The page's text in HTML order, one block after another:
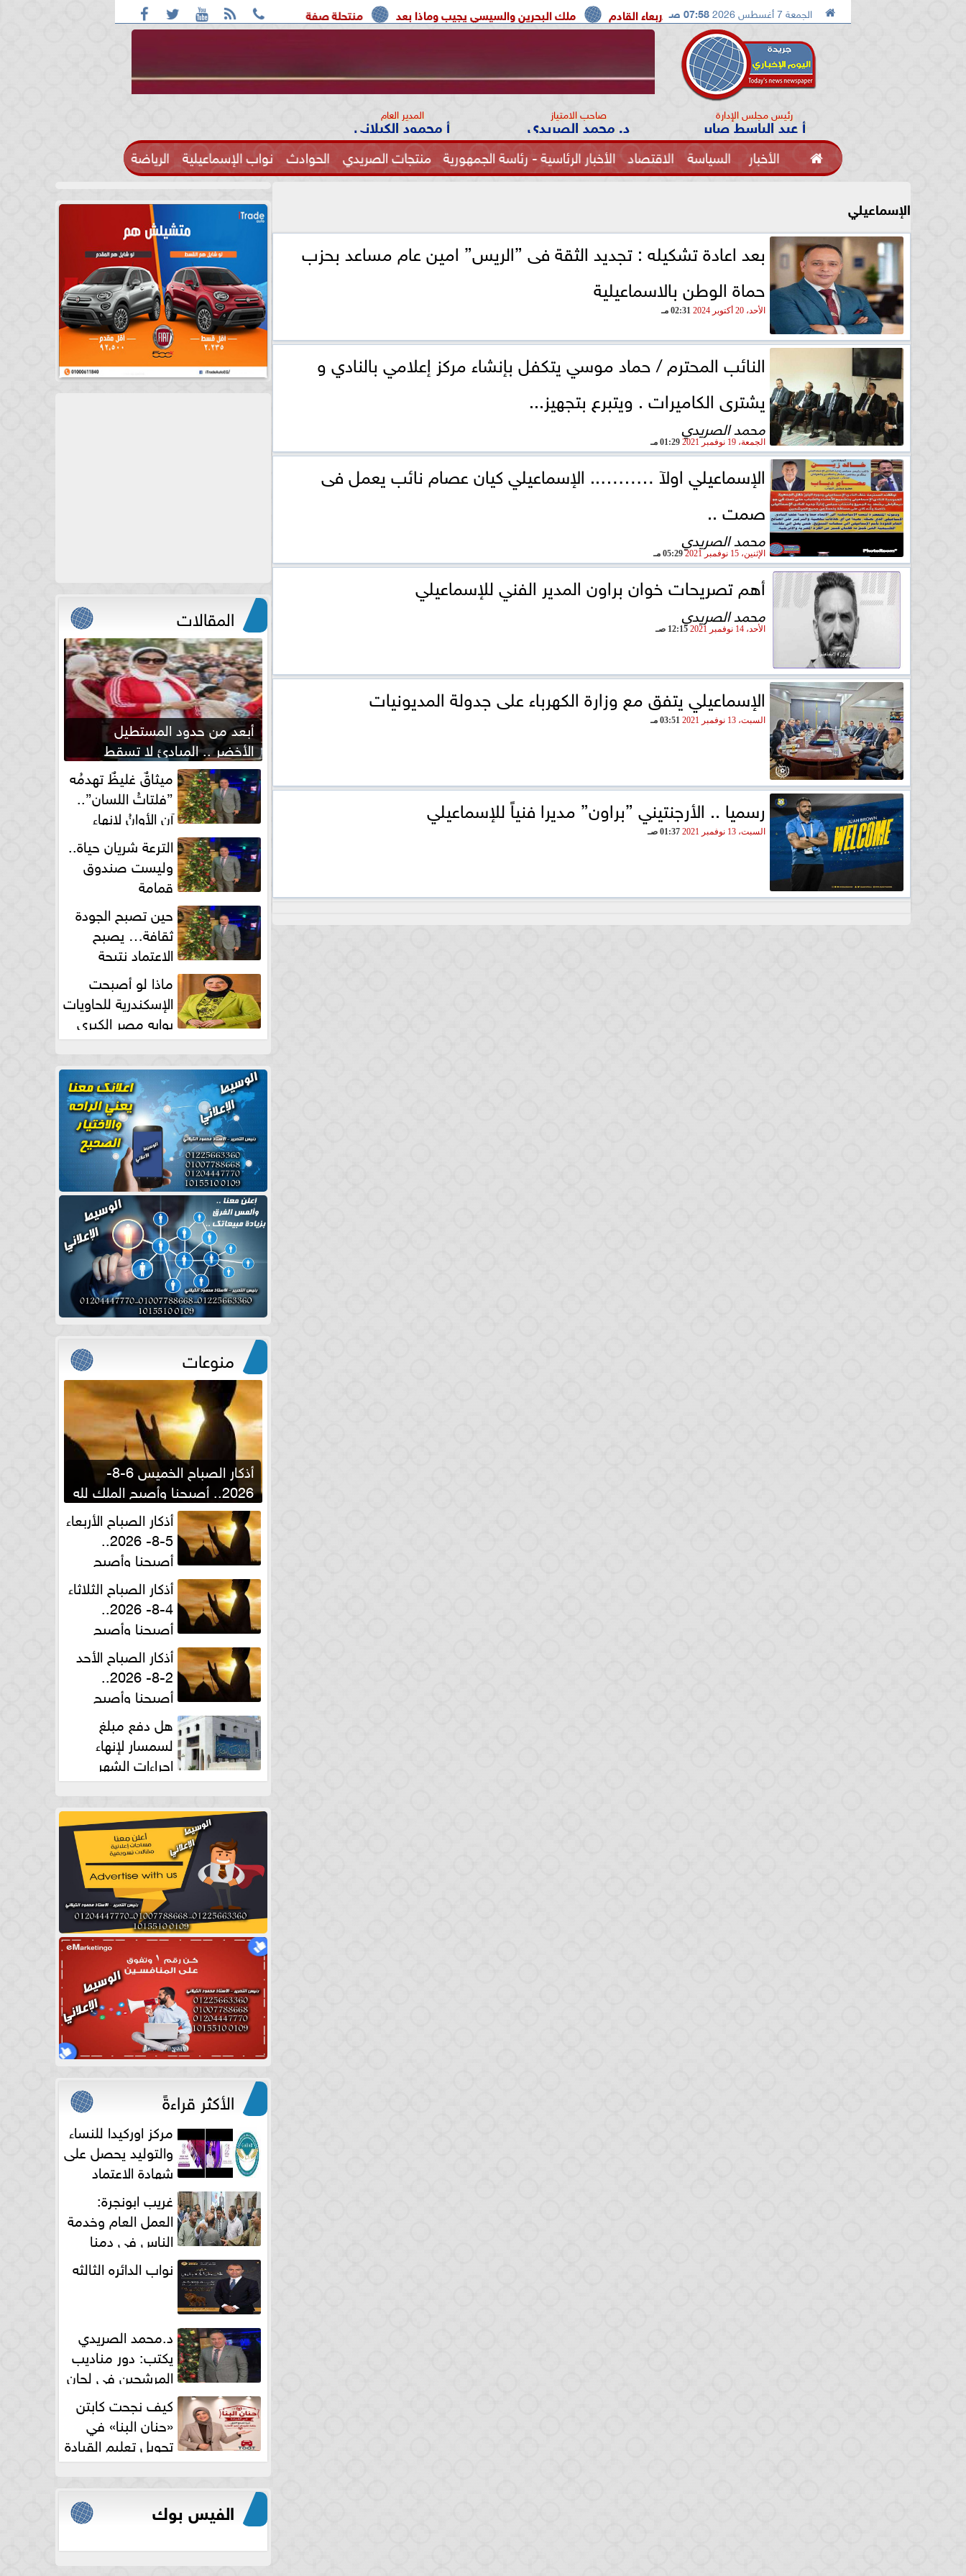
      الجمعة 7 أغسطس 2026 07:58 صـ منتحلة صفة صحفية تعترف: واقعة التحرش مزعومة بسبب خلافات على الأجرة ملك البحرين والسيسي يجيب وماذا بعد تستضيف معسكرًا مغلقًا للإسماعيلي الاربعاء القادم
رئيس مجلس الإدارة
أ عبد الباسط صابر صاحب الامتياز
د. محمد الصريدي المدير العام
أ محمود الكيلاني
 الأخبار السياسة الاقتصاد الأخبار الرئاسية - رئاسة الجمهورية منتجات الصريدي الحوادث نواب الإسماعيلية الرياضة
الفنون الصحة
الإسماعيلي
بعد اعادة تشكيله : تجديد الثقة فى ”الريس” امين عام مساعد بحزب
حماة الوطن بالاسماعيلية
الأحد، 20 أكتوبر 2024 02:31 مـ
النائب المحترم / حماد موسي يتكفل بإنشاء مركز إعلامي بالنادي و
يشترى الكاميرات . ويتبرع بتجهيز...
محمد الصريدي
الجمعة، 19 نوفمبر 2021 01:29 مـ
الإسماعيلي اولآ ……….. الإسماعيلي كيان عصام نائب يعمل فى
صمت ..
محمد الصريدي
الإثنين، 15 نوفمبر 2021 05:29 مـ
أهم تصريحات خوان براون المدير الفني للإسماعيلي
محمد الصريدي
الأحد، 14 نوفمبر 2021 12:15 صـ
الإسماعيلي يتفق مع وزارة الكهرباء على جدولة المديونيات
السبت، 13 نوفمبر 2021 03:51 مـ
رسميا .. الأرجنتيني ”براون” مديرا فنياً للإسماعيلي
السبت، 13 نوفمبر 2021 01:37 صـ
المقالات
أبعد من حدود المستطيل
الأخضر .. المبادئ لا تسقط
بصفارة الحكم ميثاقٌ غليظٌ تهدمُه
”فلتاتُ اللسان”..
آن الأوانُ لإنهاءِ
فوضى الطلاق الشفهي!الترعة شريان حياة..
وليست صندوق
قمامة
حين تصبح الجودة
ثقافة… يصبح
الاعتماد نتيجة
طبيعية
ماذا لو أصبحت
الإسكندرية للحاويات
بوابه مصر الكبري
للتجارة العالمية بقلم د...
منوعات
أذكار الصباح الخميس 6-8-
2026.. أصبحنا وأصبح الملك لله
والحمد لله
أذكار الصباح الأربعاء
5-8- 2026..
أصبحنا وأصبح
الملك لله والحمد للهأذكار الصباح الثلاثاء
4-8- 2026..
أصبحنا وأصبح
الملك لله والحمد للهأذكار الصباح الأحد
2-8- 2026..
أصبحنا وأصبح
الملك لله والحمد للههل دفع مبلغ
لسمسار لإنهاء
إجراءات الشهر
العقارى حلال؟.. أمين الفتوى يجيب
الأكثر قراءةً
مركز اوركيدا للنساء
والتوليد يحصل على
شهادة الاعتماد
الكامل
غريب ابونجرة:
العمل العام وخدمة
الناس فى دمنا
نواب الدائره الثالثه
د.محمد الصريدي
يكتب: دور مناديب
المرشحين في لجان
الانتخابات
كيف نجحت كابتن
«حنان البنا» في
تحويل تعليم القيادة
النسائية من خوف...
الفيس بوك